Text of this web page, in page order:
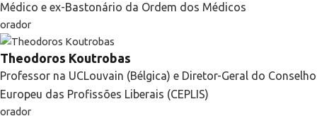
Médico e ex-Bastonário da Ordem dos Médicos
orador
Theodoros Koutrobas
Professor na UCLouvain (Bélgica) e Diretor-Geral do Conselho
Europeu das Profissões Liberais (CEPLIS)
orador